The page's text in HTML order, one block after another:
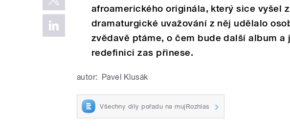
afroamerického originála, který sice vyšel
dramaturgické uvažování z něj udělalo
zvědavě ptáme, o čem bude další album a
redefinici zas přinese.
autor: Pavel Klusák
Všechny díly pořadu na mujRozhlas